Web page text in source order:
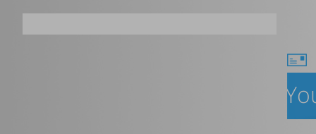
Mortality and Sepsis in